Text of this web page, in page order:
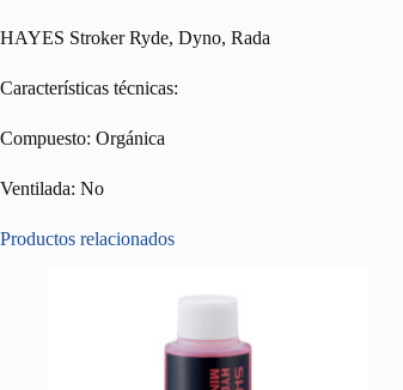
HAYES Stroker Ryde, Dyno, Rada
Características técnicas:
Compuesto: Orgánica
Ventilada: No
Productos relacionados